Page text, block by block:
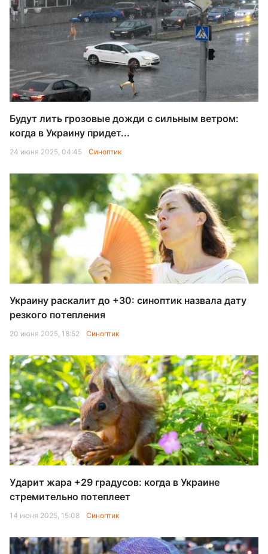
Будут лить грозовые дожди с сильным ветром:
когда в Украину придет...
24 июня 2025, 04:45 Синоптик
Украину раскалит до +30: синоптик назвала дату
резкого потепления
20 июня 2025, 18:52 Синоптик
Ударит жара +29 градусов: когда в Украине
стремительно потеплеет
14 июня 2025, 15:08 Синоптик